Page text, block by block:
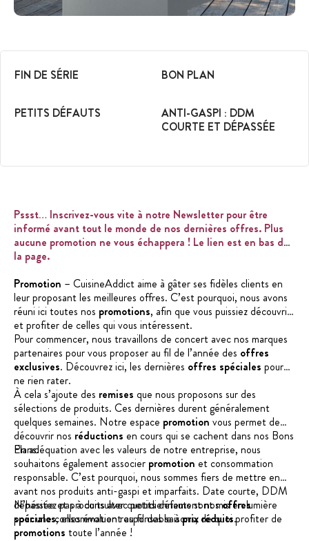
FIN DE SÉRIE BON PLAN
PETITS DÉFAUTS
ANTI-GASPI : DDM
COURTE ET DÉPASSÉE
Pssst… Inscrivez-vous vite à notre Newsletterpour être
informé avant tout le monde de nos dernières offres. Plus
aucune promotion ne vous échappera ! Le lien est en bas de
la page.
Promotion – CuisineAddict aime à gâter ses fidèles clients en
leur proposant les meilleures offres. C’est pourquoi, nous avons
réuni ici toutes nos promotions, afin que vous puissiez découvrir
et profiter de celles qui vous intéressent.
Pour commencer, nous travaillons de concert avec nos marques
partenaires pour vous proposer au fil de l’année des offres
exclusives. Découvrez ici, les dernières offres spéciales pour
ne rien rater.
À cela s’ajoute des remises que nous proposons sur des
sélections de produits. Ces dernières durent généralement
quelques semaines. Notre espace promotion vous permet de
découvrir nos réductions en cours qui se cachent dans nos Bons
Plans.
En adéquation avec les valeurs de notre entreprise, nous
souhaitons également associer promotion et consommation
responsable. C’est pourquoi, nous sommes fiers de mettre en
avant nos produits anti-gaspi et imparfaits. Date courte, DDM
dépassée et produits avec petits défauts sont mis en lumière
pour une consommation responsable àprix réduits.
N’hésitez pas à consulter quotidiennement nosoffres
spéciales, elles évoluent au fil des saisons, de quoi profiter de
promotions toute l’année !